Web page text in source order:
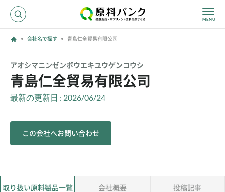
ホーム
効果・効能で探す 会社名で探す
新規登録
会社名で探す 青島仁全貿易有限公司
アオシマニンゼンボウエキユウゲンコウシ
青島仁全貿易有限公司
最新の更新日 : 2026/06/24
この会社へお問い合わせ
取り扱い原料製品一覧 会社概要 投稿記事